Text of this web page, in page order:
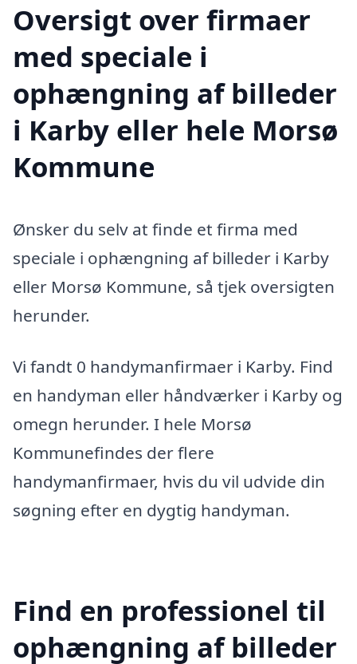
Oversigt over firmaer
med speciale i
ophængning af billeder
i Karby eller hele Morsø
Kommune
Ønsker du selv at finde et firma med
speciale i ophængning af billeder i Karby
eller Morsø Kommune, så tjek oversigten
herunder.
Vi fandt 0 handymanfirmaer i Karby. Find
en handyman eller håndværker i Karby og
omegn herunder. I hele Morsø
Kommunefindes der flere
handymanfirmaer, hvis du vil udvide din
søgning efter en dygtig handyman.
Find en professionel til
ophængning af billeder